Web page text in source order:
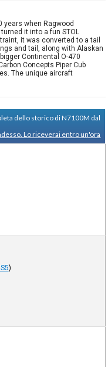
years when Ragwood
it into a fun STOL
it was converted to a tail
and tail, along with Alaskan
Continental O-470
Concepts Piper Cub
The unique aircraft
dello storico di N7100M dal
Lo riceverai entro un'ora
)